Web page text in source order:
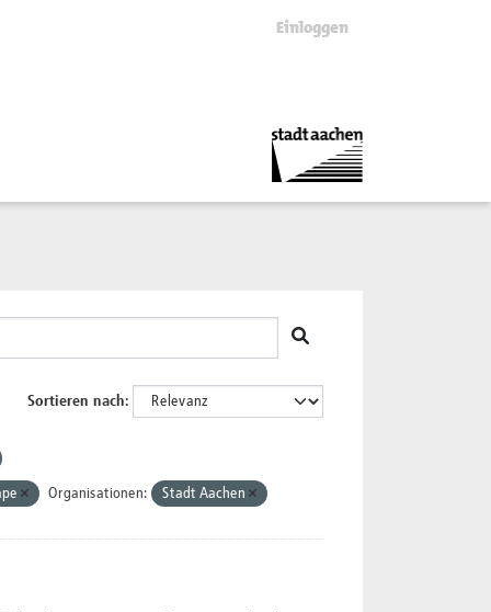
Einloggen
Sortieren nach
Organisationen: Stadt Aachen